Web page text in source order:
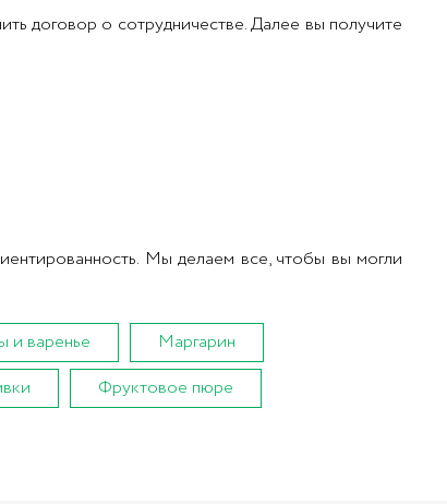
договор о сотрудничестве. Далее вы получите
Мы делаем все, чтобы вы могли
и варенье
Маргарин
Фруктовое пюре